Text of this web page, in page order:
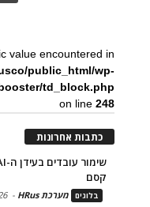
value encountered in
public_html/wp-
td_block.php
on line248
כתבות אחרונות
קסם
בלוגים מערכת HRus -